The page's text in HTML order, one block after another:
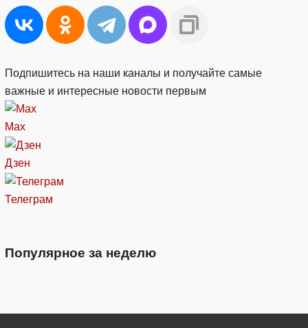
Подпишитесь на наши каналы и получайте самые
важные и интересные новости первым
Max
Дзен
Телеграм
Популярное за неделю